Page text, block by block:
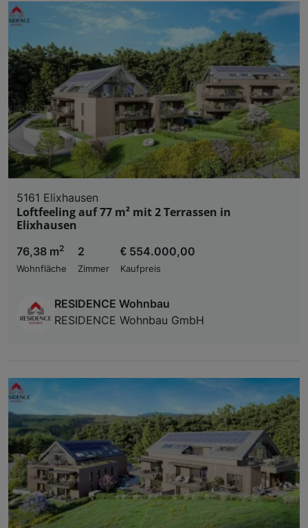
5161 Elixhausen
Loftfeeling auf 77 m² mit 2 Terrassen in
Elixhausen
76,38 m2
Wohnfläche
2
Zimmer
€ 554.000,00
Kaufpreis
RESIDENCE Wohnbau
RESIDENCE Wohnbau GmbH